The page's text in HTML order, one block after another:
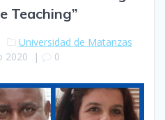
Teaching”
Universidad de Matanzas
2020 | 0